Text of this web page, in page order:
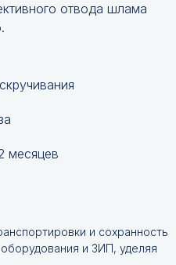
отвода шлама
месяцев
и сохранность
и ЗИП, уделяя